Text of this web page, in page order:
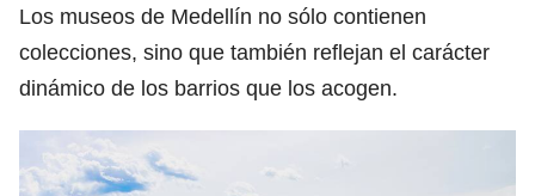
Los museos de Medellín no sólo contienen
colecciones, sino que también reflejan el carácter
dinámico de los barrios que los acogen.